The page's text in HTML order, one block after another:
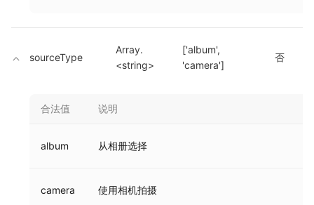
sourceType
Array.
<string>
['album',
'camera']
否
合法值 说明
album 从相册选择
camera 使用相机拍摄